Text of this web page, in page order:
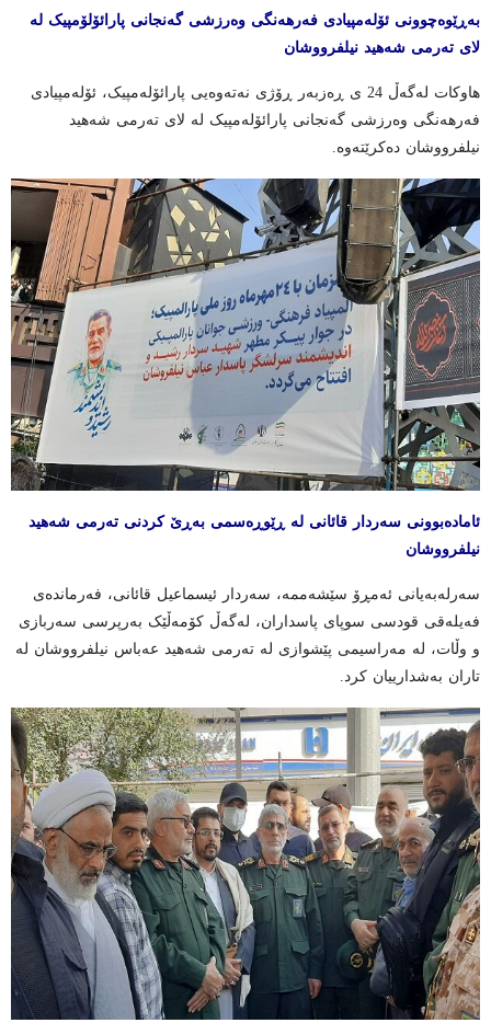
بەڕێوەچوونی ئۆلەمپیادی فەرهەنگی وەرزشی گەنجانی پارائۆلۆمپیک لە
لای تەرمی شەهید نیلفرووشان
هاوکات لەگەڵ 24 ی ڕەزبەر ڕۆژی نەتەوەیی پارائۆلەمپیک، ئۆلەمپیادی
فەرهەنگی وەرزشی گەنجانی پارائۆلەمپیک لە لای تەرمی شەهید
نیلفرووشان دەکرێتەوە.
ئامادەبوونی سەردار قائانی لە ڕێوڕەسمی بەڕێ کردنی تەرمی شەهید
نیلفرووشان
سەرلەبەیانی ئەمڕۆ سێشەممە، سەردار ئیسماعیل قائانی، فەرماندەی
فەیلەقی قودسی سوپای پاسداران، لەگەڵ کۆمەڵێک بەرپرسی سەربازی
و وڵات، لە مەراسیمی پێشوازی لە تەرمی شەهید عەباس نیلفرووشان لە
تاران بەشدارییان کرد.